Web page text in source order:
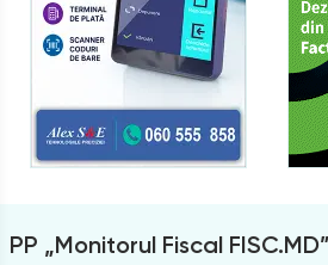
PP „Monitorul Fiscal FISC.MD”